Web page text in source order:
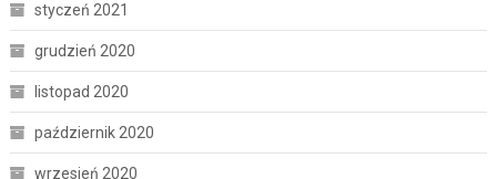
styczeń 2021
grudzień 2020
listopad 2020
październik 2020
wrzesień 2020